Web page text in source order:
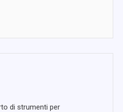
di strumenti per